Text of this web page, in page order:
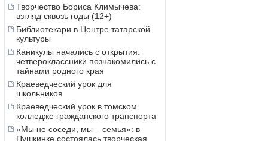
Творчество Бориса Климычева:
взгляд сквозь годы (12+)
Библиотекари в Центре татарской
культуры
Каникулы начались с открытия:
четвероклассники познакомились с
тайнами родного края
Краеведческий урок для
школьников
Краеведческий урок в томском
колледже гражданского транспорта
«Мы не соседи, мы – семья»: в
Пушкинке состоялась творческая